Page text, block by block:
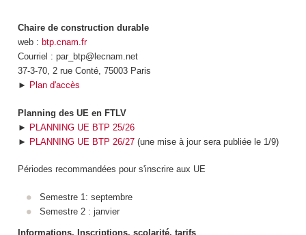
Chaire de construction durable
web : btp.cnam.fr
Courriel : par_btp@lecnam.net
37-3-70, 2 rue Conté, 75003 Paris
► Plan d'accès
Planning des UE en FTLV
► PLANNING UE BTP 25/26
► PLANNING UE BTP 26/27(une mise à jour sera publiée le 1/9)
Périodes recommandées pour s'inscrire aux UE
Semestre 1: septembre
Semestre 2 : janvier
Informations, Inscriptions, scolarité, tarifs